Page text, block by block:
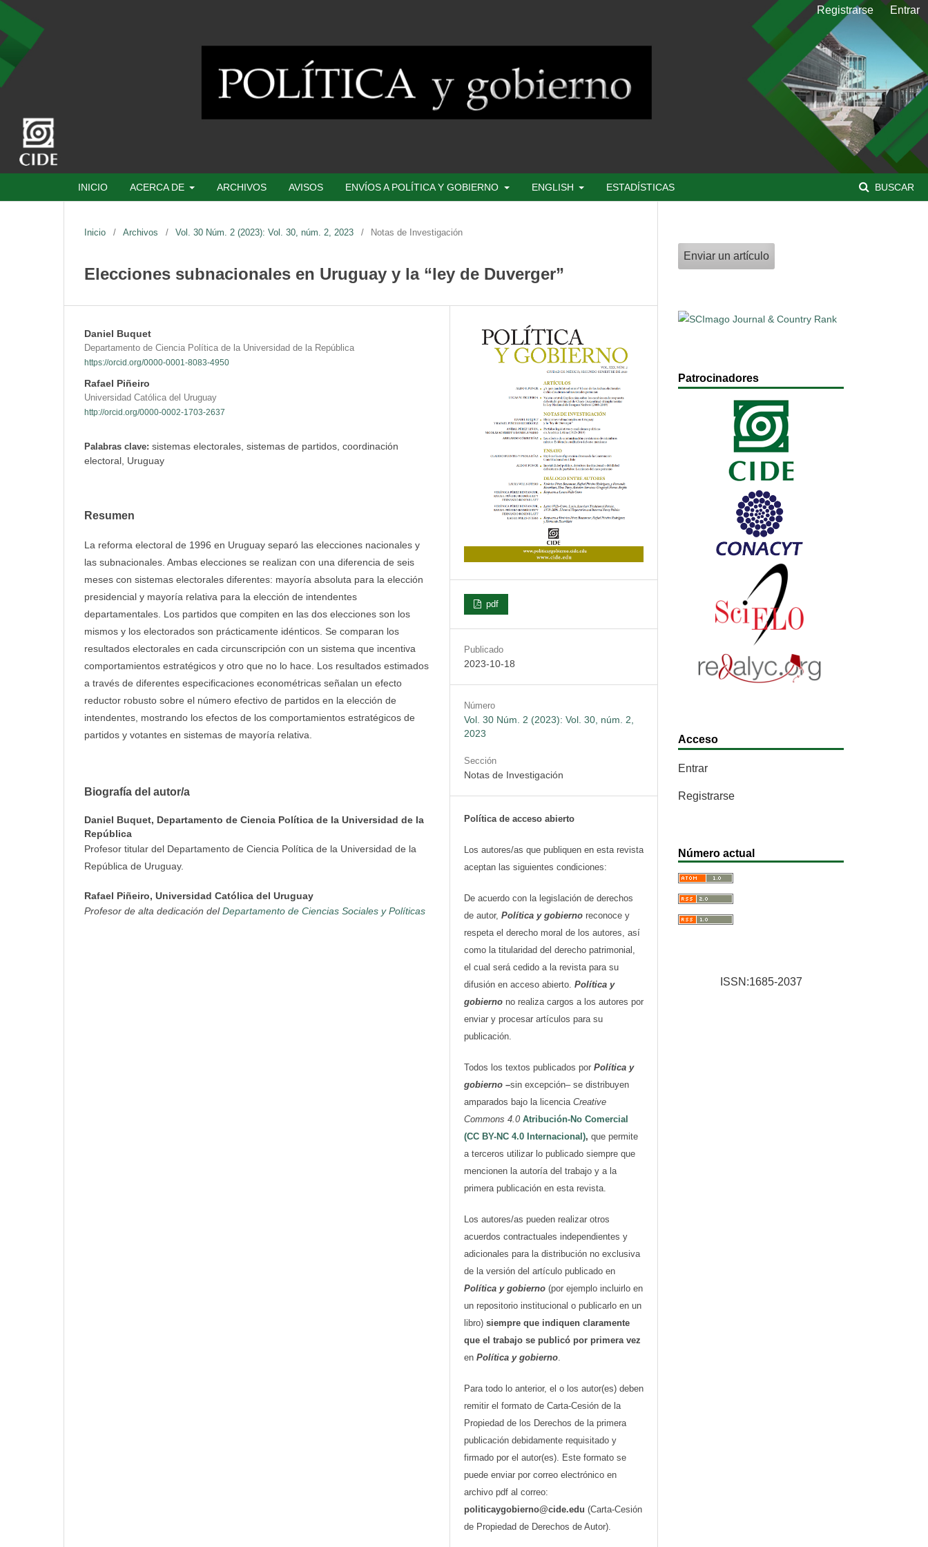
INICIO ACERCA DE ARCHIVOS AVISOS ENVÍOS A POLÍTICA Y GOBIERNO ENGLISH ESTADÍSTICAS BUSCAR
Registrarse Entrar
Inicio / Archivos / Vol. 30 Núm. 2 (2023): Vol. 30, núm. 2, 2023 / Notas de Investigación
Elecciones subnacionales en Uruguay y la “ley de Duverger”
Daniel Buquet
Departamento de Ciencia Política de la Universidad de la República
https://orcid.org/0000-0001-8083-4950
Rafael Piñeiro
Universidad Católica del Uruguay
http://orcid.org/0000-0002-1703-2637
Palabras clave: sistemas electorales, sistemas de partidos, coordinación
electoral, Uruguay
Resumen
La reforma electoral de 1996 en Uruguay separó las elecciones nacionales y
las subnacionales. Ambas elecciones se realizan con una diferencia de seis
meses con sistemas electorales diferentes: mayoría absoluta para la elección
presidencial y mayoría relativa para la elección de intendentes
departamentales. Los partidos que compiten en las dos elecciones son los
mismos y los electorados son prácticamente idénticos. Se comparan los
resultados electorales en cada circunscripción con un sistema que incentiva
comportamientos estratégicos y otro que no lo hace. Los resultados estimados
a través de diferentes especificaciones econométricas señalan un efecto
reductor robusto sobre el número efectivo de partidos en la elección de
intendentes, mostrando los efectos de los comportamientos estratégicos de
partidos y votantes en sistemas de mayoría relativa.
Biografía del autor/a
Daniel Buquet, Departamento de Ciencia Política de la Universidad de la
República
Profesor titular del Departamento de Ciencia Política de la Universidad de la
República de Uruguay.
Rafael Piñeiro, Universidad Católica del Uruguay
Profesor de alta dedicación delDepartamento de Ciencias Sociales y Políticas
pdf
Publicado
2023-10-18
Número
Vol. 30 Núm. 2 (2023): Vol. 30, núm. 2,
2023
Sección
Notas de Investigación
Política de acceso abierto
Los autores/as que publiquen en esta revista
aceptan las siguientes condiciones:
De acuerdo con la legislación de derechos
de autor, Política y gobierno reconoce y
respeta el derecho moral de los autores, así
como la titularidad del derecho patrimonial,
el cual será cedido a la revista para su
difusión en acceso abierto. Política y
gobierno no realiza cargos a los autores por
enviar y procesar artículos para su
publicación.
Todos los textos publicados por Política y
gobierno –sin excepción– se distribuyen
amparados bajo la licencia Creative
Commons 4.0 Atribución-No Comercial
(CC BY-NC 4.0 Internacional), que permite
a terceros utilizar lo publicado siempre que
mencionen la autoría del trabajo y a la
primera publicación en esta revista.
Los autores/as pueden realizar otros
acuerdos contractuales independientes y
adicionales para la distribución no exclusiva
de la versión del artículo publicado en
Política y gobierno (por ejemplo incluirlo en
un repositorio institucional o publicarlo en un
libro) siempre que indiquen claramente
que el trabajo se publicó por primera vez
en Política y gobierno.
Para todo lo anterior, el o los autor(es) deben
remitir el formato de Carta-Cesión de la
Propiedad de los Derechos de la primera
publicación debidamente requisitado y
firmado por el autor(es). Este formato se
puede enviar por correo electrónico en
archivo pdf al correo:
politicaygobierno@cide.edu (Carta-Cesión
de Propiedad de Derechos de Autor).
Enviar un artículo
Patrocinadores
Acceso
Entrar
Registrarse
Número actual
ISSN:1685-2037